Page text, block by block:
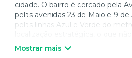
cidade. O bairro é cercado pela
pelas avenidas 23 de Maio e 9
pelas linhas Azul e Verde do
lazer – de parques shoppings
Mostrar mais